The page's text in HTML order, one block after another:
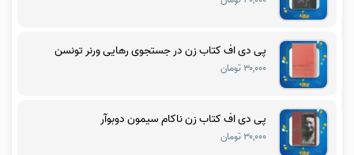
پی دی اف کتاب زن در جستجوی رهایی ورنر تونسن
۳۰,۰۰۰ تومان
پی دی اف کتاب زن ناکام سیمون دوبوآر
۳۰,۰۰۰ تومان